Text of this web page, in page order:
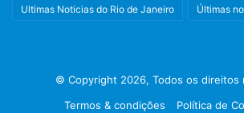
Ultimas Noticias do Rio de Janeiro Últimas
© Copyright 2026, Todos os direitos
Termos & condições
Política de